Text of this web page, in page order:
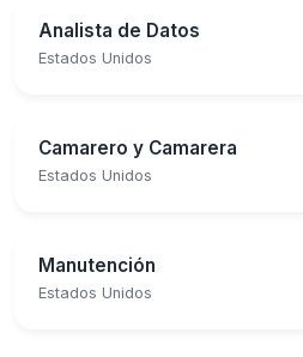
Analista de Datos
Estados Unidos
Camarero y Camarera
Estados Unidos
Manutención
Estados Unidos